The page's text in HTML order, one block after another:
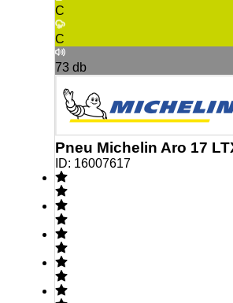
C
C
73 db
Pneu Michelin Aro 17
ID: 16007617